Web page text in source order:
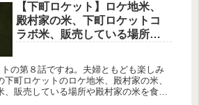
【下町ロケット】ロケ地米、
殿村家の米、下町ロケットコ
ラボ米、販売している場所
の第８話ですね。夫婦ともども楽しみ
町ロケットのロケ地米、殿村家の米、
、販売している場所や殿村家の米を食べ